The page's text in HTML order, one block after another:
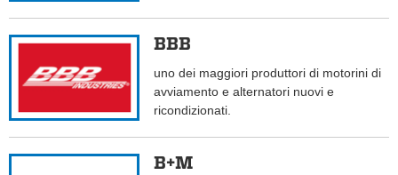
BBB
uno dei maggiori produttori di motorini di
avviamento e alternatori nuovi e
ricondizionati.
B+M